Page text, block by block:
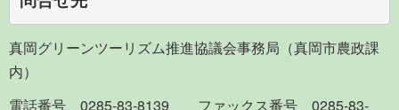
真岡グリーンツーリズム推進協議会事務局（真岡市農政課
内）
電話番号 0285-83-8139 ファックス番号 0285-83-